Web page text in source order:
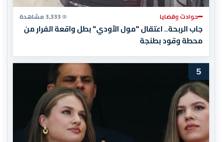
حوادث وقضايا 3,333 مشاهدة
جاب الربحة.. اعتقال "مول الأودي" بطل واقعة الفرار من
محطة وقود بطنجة
5